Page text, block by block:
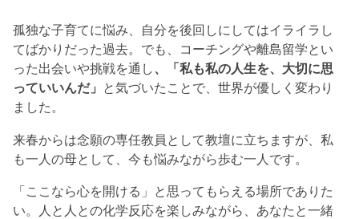
孤独な子育てに悩み、自分を後回しにしてはイライラし
てばかりだった過去。でも、コーチングや離島留学とい
った出会いや挑戦を通し、「私も私の人生を、大切に思
っていいんだ」 と気づいたことで、世界が優しく変わり
ました。
来春からは念願の専任教員として教壇に立ちますが、私
も一人の母として、今も悩みながら歩む一人です。
「ここなら心を開ける」と思ってもらえる場所でありた
い。人と人との化学反応を楽しみながら、あなたと一緒